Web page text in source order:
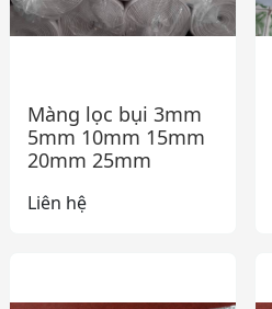
Màng lọc bụi 3mm
5mm 10mm 15mm
20mm 25mm
Liên hệ